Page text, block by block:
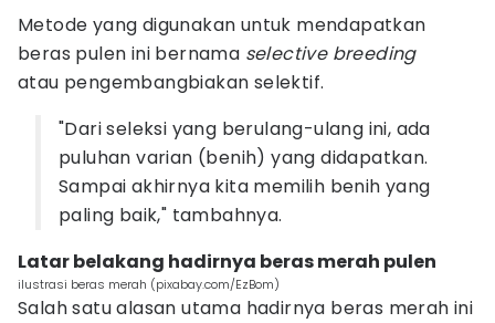
Metode yang digunakan untuk mendapatkan
beras pulen ini bernama selective breeding
atau pengembangbiakan selektif.
"Dari seleksi yang berulang-ulang ini, ada
puluhan varian (benih) yang didapatkan.
Sampai akhirnya kita memilih benih yang
paling baik," tambahnya.
Latar belakang hadirnya beras merah pulen
ilustrasi beras merah (pixabay.com/EzBom)
Salah satu alasan utama hadirnya beras merah ini